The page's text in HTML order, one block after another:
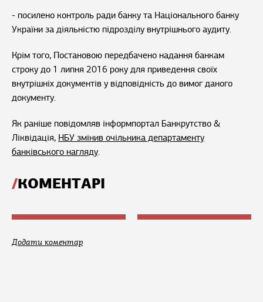
- посилено контроль ради банку та Національного банку
України за діяльністю підрозділу внутрішнього аудиту.
Крім того, Постановою передбачено надання банкам
строку до 1 липня 2016 року для приведення своїх
внутрішніх документів у відповідність до вимог даного
документу.
Як раніше повідомляв інформпортал Банкрутство &
Ліквідація, НБУ змінив очільника департаменту
банківського нагляду.
КОМЕНТАРІ
Додати коментар